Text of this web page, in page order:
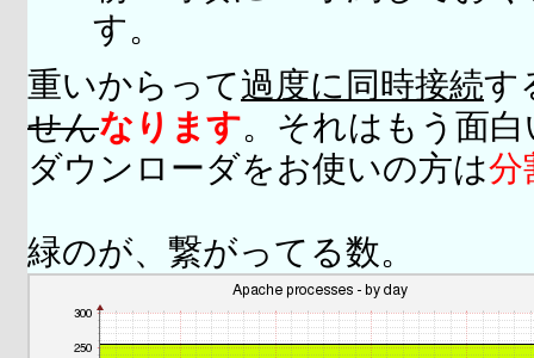
す。
重いからって過度に同時接続す
せんなります。それはもう面
ダウンローダをお使いの方は分
緑のが、繋がってる数。